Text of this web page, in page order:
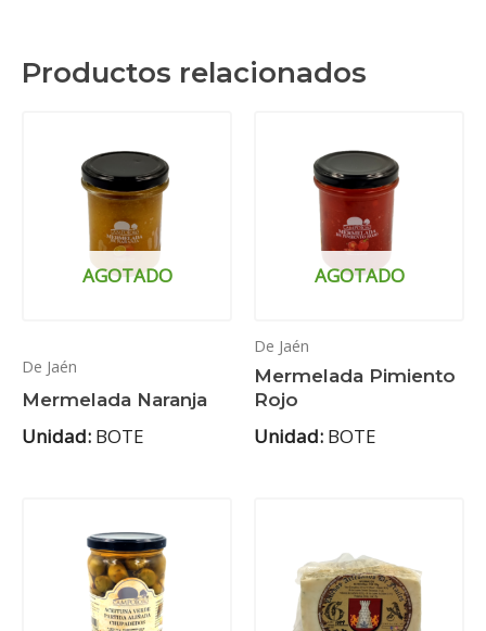
Productos relacionados
AGOTADO
De Jaén
Mermelada Naranja
Unidad: BOTE
AGOTADO
De Jaén
Mermelada Pimiento
Rojo
Unidad: BOTE